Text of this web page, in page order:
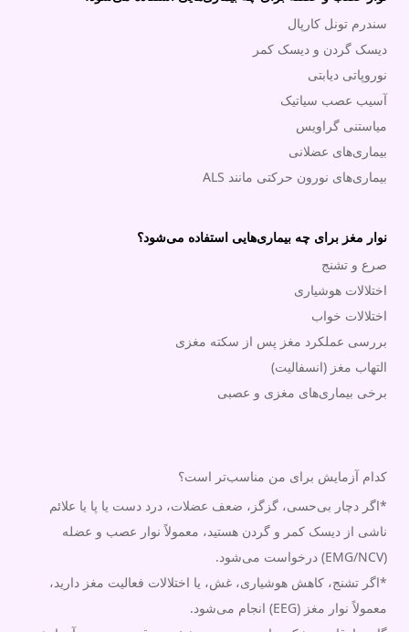
سندرم تونل کارپال
دیسک گردن و دیسک کمر
نوروپاتی دیابتی
آسیب عصب سیاتیک
میاستنی گراویس
بیماری‌های عضلانی
بیماری‌های نورون حرکتی مانند ALS
نوار مغز برای چه بیماری‌هایی استفاده می‌شود؟
صرع و تشنج
اختلالات هوشیاری
اختلالات خواب
بررسی عملکرد مغز پس از سکته مغزی
التهاب مغز (انسفالیت)
برخی بیماری‌های مغزی و عصبی
کدام آزمایش برای من مناسب‌تر است؟
*اگر دچار بی‌حسی، گزگز، ضعف عضلات، درد دست یا پا یا علائم
ناشی از دیسک کمر و گردن هستید، معمولاً نوار عصب و عضله
(EMG/NCV) درخواست می‌شود.
*اگر تشنج، کاهش هوشیاری، غش، یا اختلالات فعالیت مغز دارید،
معمولاً نوار مغز (EEG) انجام می‌شود.